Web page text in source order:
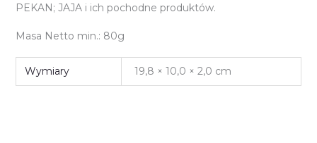
PEKAN; JAJA i ich pochodne produktów.
Masa Netto min.: 80g
Wymiary 19,8 × 10,0 × 2,0 cm